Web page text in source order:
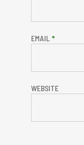
EMAIL *
WEBSITE